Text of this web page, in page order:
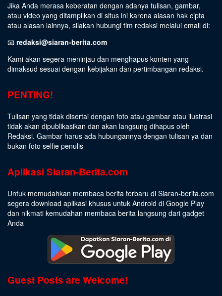
Jika Anda merasa keberatan dengan adanya tulisan, gambar,
atau video yang ditampilkan di situs ini karena alasan hak cipta
atau alasan lainnya, silakan hubungi tim redaksi melalui email di:
📧 redaksi@siaran-berita.com
Kami akan segera meninjau dan menghapus konten yang
dimaksud sesuai dengan kebijakan dan pertimbangan redaksi.
PENTING!
Tulisan yang tidak disertai dengan foto atau gambar atau ilustrasi
tidak akan dipublikasikan dan akan langsung dihapus oleh
Redaksi. Gambar harus ada hubungannya dengan tulisan ya dan
bukan foto selfie penulis
Aplikasi Siaran-Berita.com
Untuk memudahkan membaca berita terbaru di Siaran-berita.com
segera download aplikasi khusus untuk Android di Google Play
dan nikmati kemudahan membaca berita langsung dari gadget
Anda
Guest Posts are Welcome!